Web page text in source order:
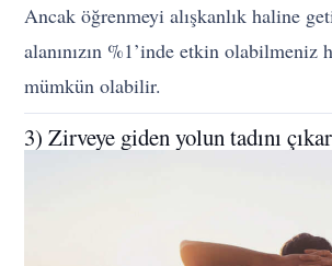
Ancak öğrenmeyi alışkanlık haline
alanınızın %1’inde etkin olabilmeniz
mümkün olabilir.
3) Zirveye giden yolun tadını